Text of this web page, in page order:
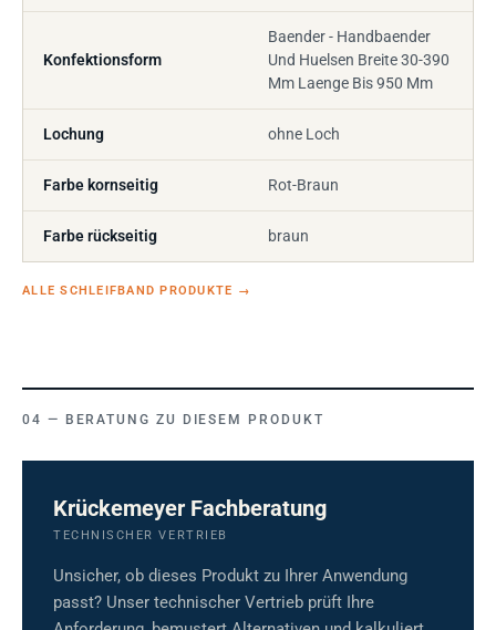
Konfektionsform
Baender - Handbaender
Und Huelsen Breite 30-390
Mm Laenge Bis 950 Mm
Lochung ohne Loch
Farbe kornseitig Rot-Braun
Farbe rückseitig braun
ALLE SCHLEIFBAND PRODUKTE →
BERATUNG ZU DIESEM PRODUKT
Krückemeyer Fachberatung
TECHNISCHER VERTRIEB
Unsicher, ob dieses Produkt zu Ihrer Anwendung
passt? Unser technischer Vertrieb prüft Ihre